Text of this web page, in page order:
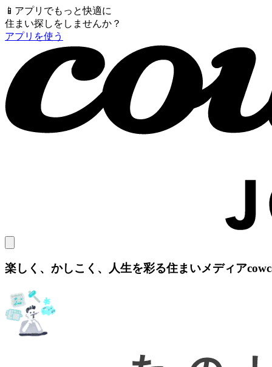
📱 アプリでもっと快適に
住まい探しをしませんか？
アプリを使う
楽しく、かしこく、人生を彩る住まいメディア